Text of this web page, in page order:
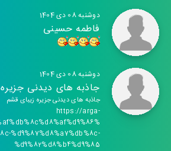
دوشنبه 08 دی 1404
فاطمه حسینی
دوشنبه 08 دی 1404
جاذبه های دیدنی
جاذبه های دیدنی جزیره زیبای قشم
https://arga-
%d9%87%d8%a7%db%8c-
%d9%82%d8%b4%d9%85